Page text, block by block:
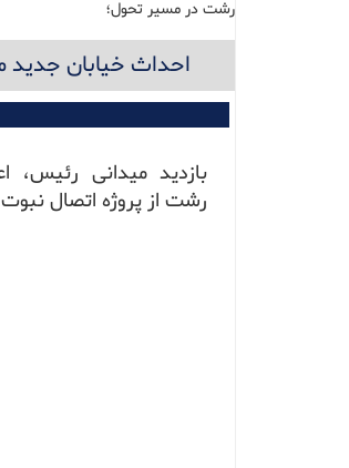
بهترین انتخاب‌ها برای تغذیه
اثر داروی فشار خون در جلوگیری از
رشت در مسیر تحول؛
احداث خیابان جدید
بازدید میدانی رئیس،
رشت از پروژه اتصال